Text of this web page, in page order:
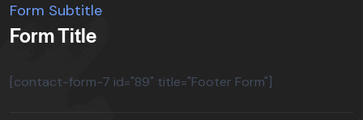
Form Subtitle
Form Title
[contact-form-7 id="89" title="Footer Form"]